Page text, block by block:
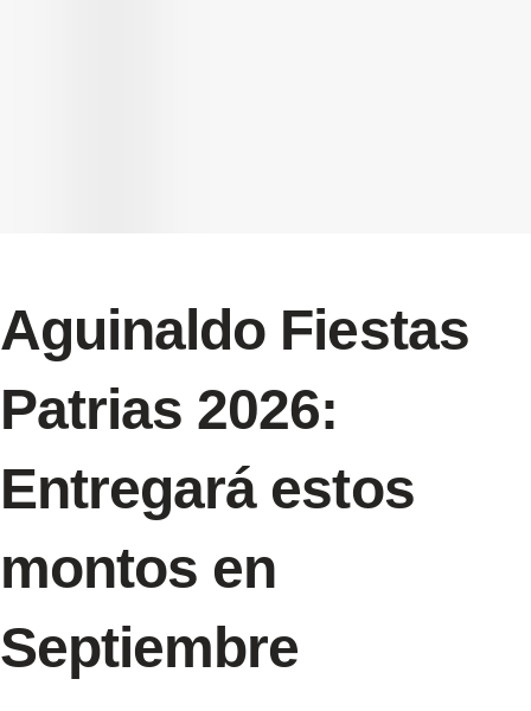
Aguinaldo Fiestas
Patrias 2026:
Entregará estos
montos en
Septiembre